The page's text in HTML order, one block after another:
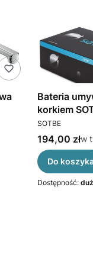
Bateria
korkiem
PRODUCENT
SOTBE
Cena brutto
194,00 złw
w
Do
Dostępność: